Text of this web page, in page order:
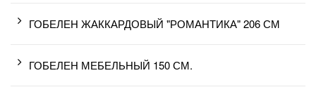
ГОБЕЛЕН ЖАККАРДОВЫЙ "РОМАНТИКА" 206 СМ
ГОБЕЛЕН МЕБЕЛЬНЫЙ 150 СМ.